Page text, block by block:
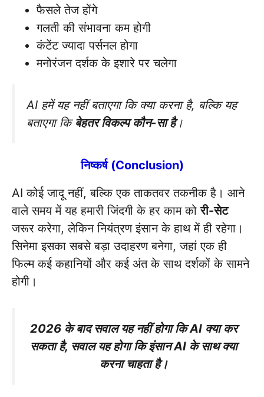
फैसले तेज होंगे
गलती की संभावना कम होगी
कंटेंट ज्यादा पर्सनल होगा
मनोरंजन दर्शक के इशारे पर चलेगा
AI हमें यह नहीं बताएगा कि क्या करना है, बल्कि यह
बताएगा कि बेहतर विकल्प कौन-सा है।
निष्कर्ष (Conclusion)
AI कोई जादू नहीं, बल्कि एक ताकतवर तकनीक है। आने
वाले समय में यह हमारी जिंदगी के हर काम कोरी-सेट
जरूर करेगा, लेकिन नियंत्रण इंसान के हाथ में ही रहेगा।
सिनेमा इसका सबसे बड़ा उदाहरण बनेगा, जहां एक ही
फिल्म कई कहानियों और कई अंत के साथ दर्शकों के सामने
होगी।
2026 के बाद सवाल यह नहीं होगा कि AI क्या कर
सकता है, सवाल यह होगा कि इंसान AI के साथ क्या
करना चाहता है।